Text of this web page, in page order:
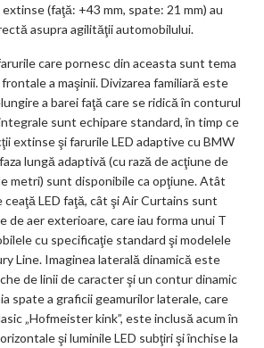
(faţă: +43 mm, spate: 21 mm) au
asupra agilităţii automobilului.
care pornesc din aceasta sunt tema
a maşinii. Divizarea familiară este
a barei faţă care se ridică în conturul
sunt echipare standard, în timp ce
extinse şi farurile LED adaptive cu BMW
lungă adaptivă (cu rază de acţiune de
metri) sunt disponibile ca opţiune. Atât
LED faţă, cât şi Air Curtains sunt
de aer exterioare, care iau forma unui T
cu specificaţie standard şi modelele
Line. Imaginea laterală dinamică este
de linii de caracter şi un contur dinamic
spate a graficii geamurilor laterale, care
„Hofmeister kink”, este inclusă acum în
şi luminile LED subţiri şi închise la